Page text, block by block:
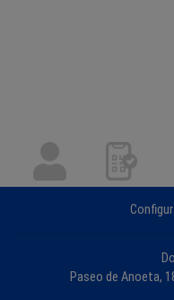
Paseo de Anoeta,